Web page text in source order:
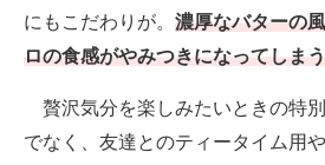
にもこだわりが。 濃厚なバターの
ロの食感がやみつきになってしま
贅沢気分を楽しみたいときの特
でなく、友達とのティータイム用